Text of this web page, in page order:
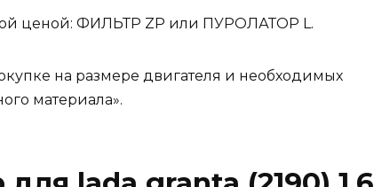
ценой: ФИЛЬТР ZP или ПУРОЛАТОР L.
на размере двигателя и необходимых
материала».